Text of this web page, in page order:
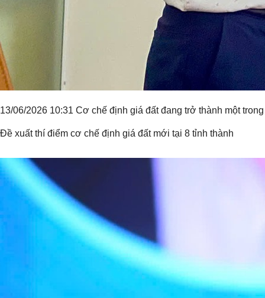
13/06/2026 10:31 Cơ chế định giá đất đang trở thành một
Đề xuất thí điểm cơ chế định giá đất mới tại 8 tỉnh thành